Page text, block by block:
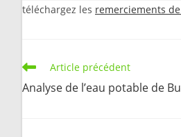
téléchargez les remerciements
Read
more
articles
Article précédent
Analyse de l’eau potable de